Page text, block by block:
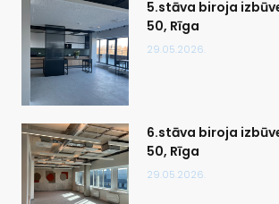
5.stāva biroja
50, Rīga
29.05.2026.
6.stāva biroja
50, Rīga
29.05.2026.